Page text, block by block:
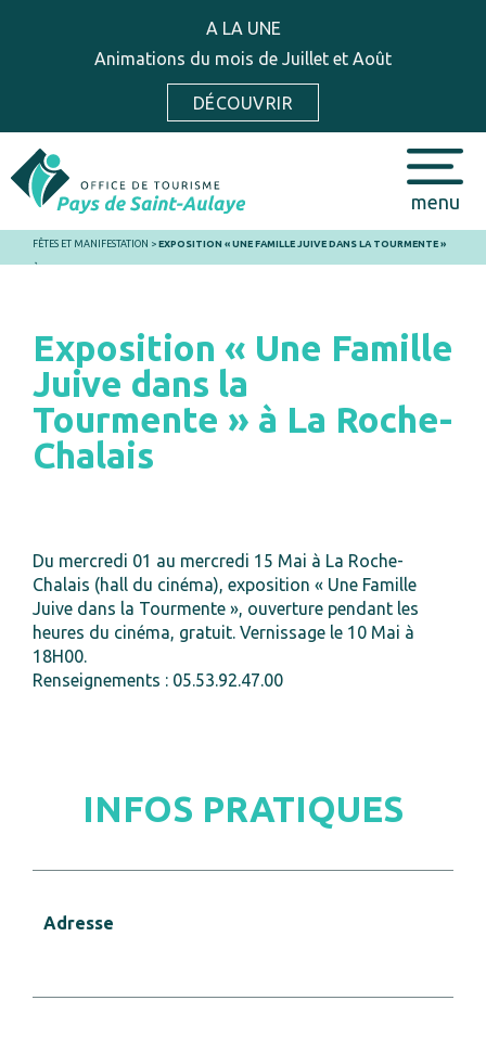
A LA UNE
Animations du mois de Juillet et Août
DÉCOUVRIR
menu
FÊTES ET MANIFESTATION > EXPOSITION « UNE FAMILLE JUIVE DANS LA TOURMENTE »
À LA ROCHE-CHALAIS
Exposition « Une Famille
Juive dans la
Tourmente » à La Roche-
Chalais
Du mercredi 01 au mercredi 15 Mai à La Roche-
Chalais (hall du cinéma), exposition « Une Famille
Juive dans la Tourmente », ouverture pendant les
heures du cinéma, gratuit. Vernissage le 10 Mai à
18H00.
Renseignements : 05.53.92.47.00
INFOS PRATIQUES
Adresse